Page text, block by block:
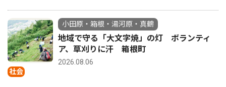
社会
小田原・箱根・湯河原・真鶴
地域で守る「大文字焼」の灯 ボランティ
ア、草刈りに汗 箱根町
2026.08.06